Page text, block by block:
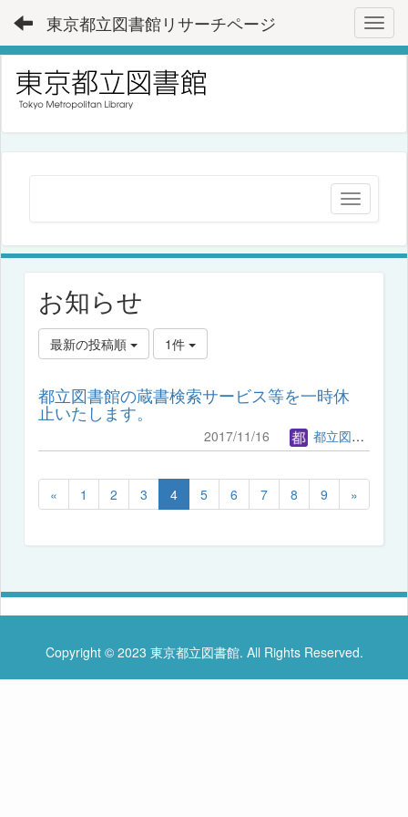
東京都立図書館リサーチページ
お知らせ
最新の投稿順 1件
都立図書館の蔵書検索サービス等を一時休
止いたします。
2017/11/16 都立図書館管理者
« 1 2 3 4 5 6 7 8 9 »
Copyright © 2023 東京都立図書館. All Rights Reserved.